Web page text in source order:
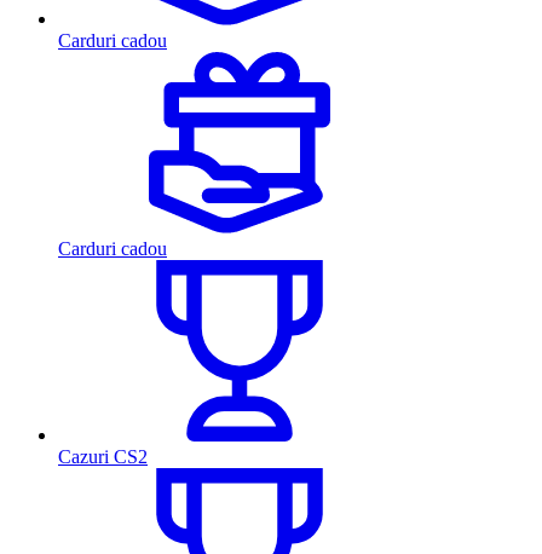
Carduri cadou
Carduri cadou
Cazuri CS2